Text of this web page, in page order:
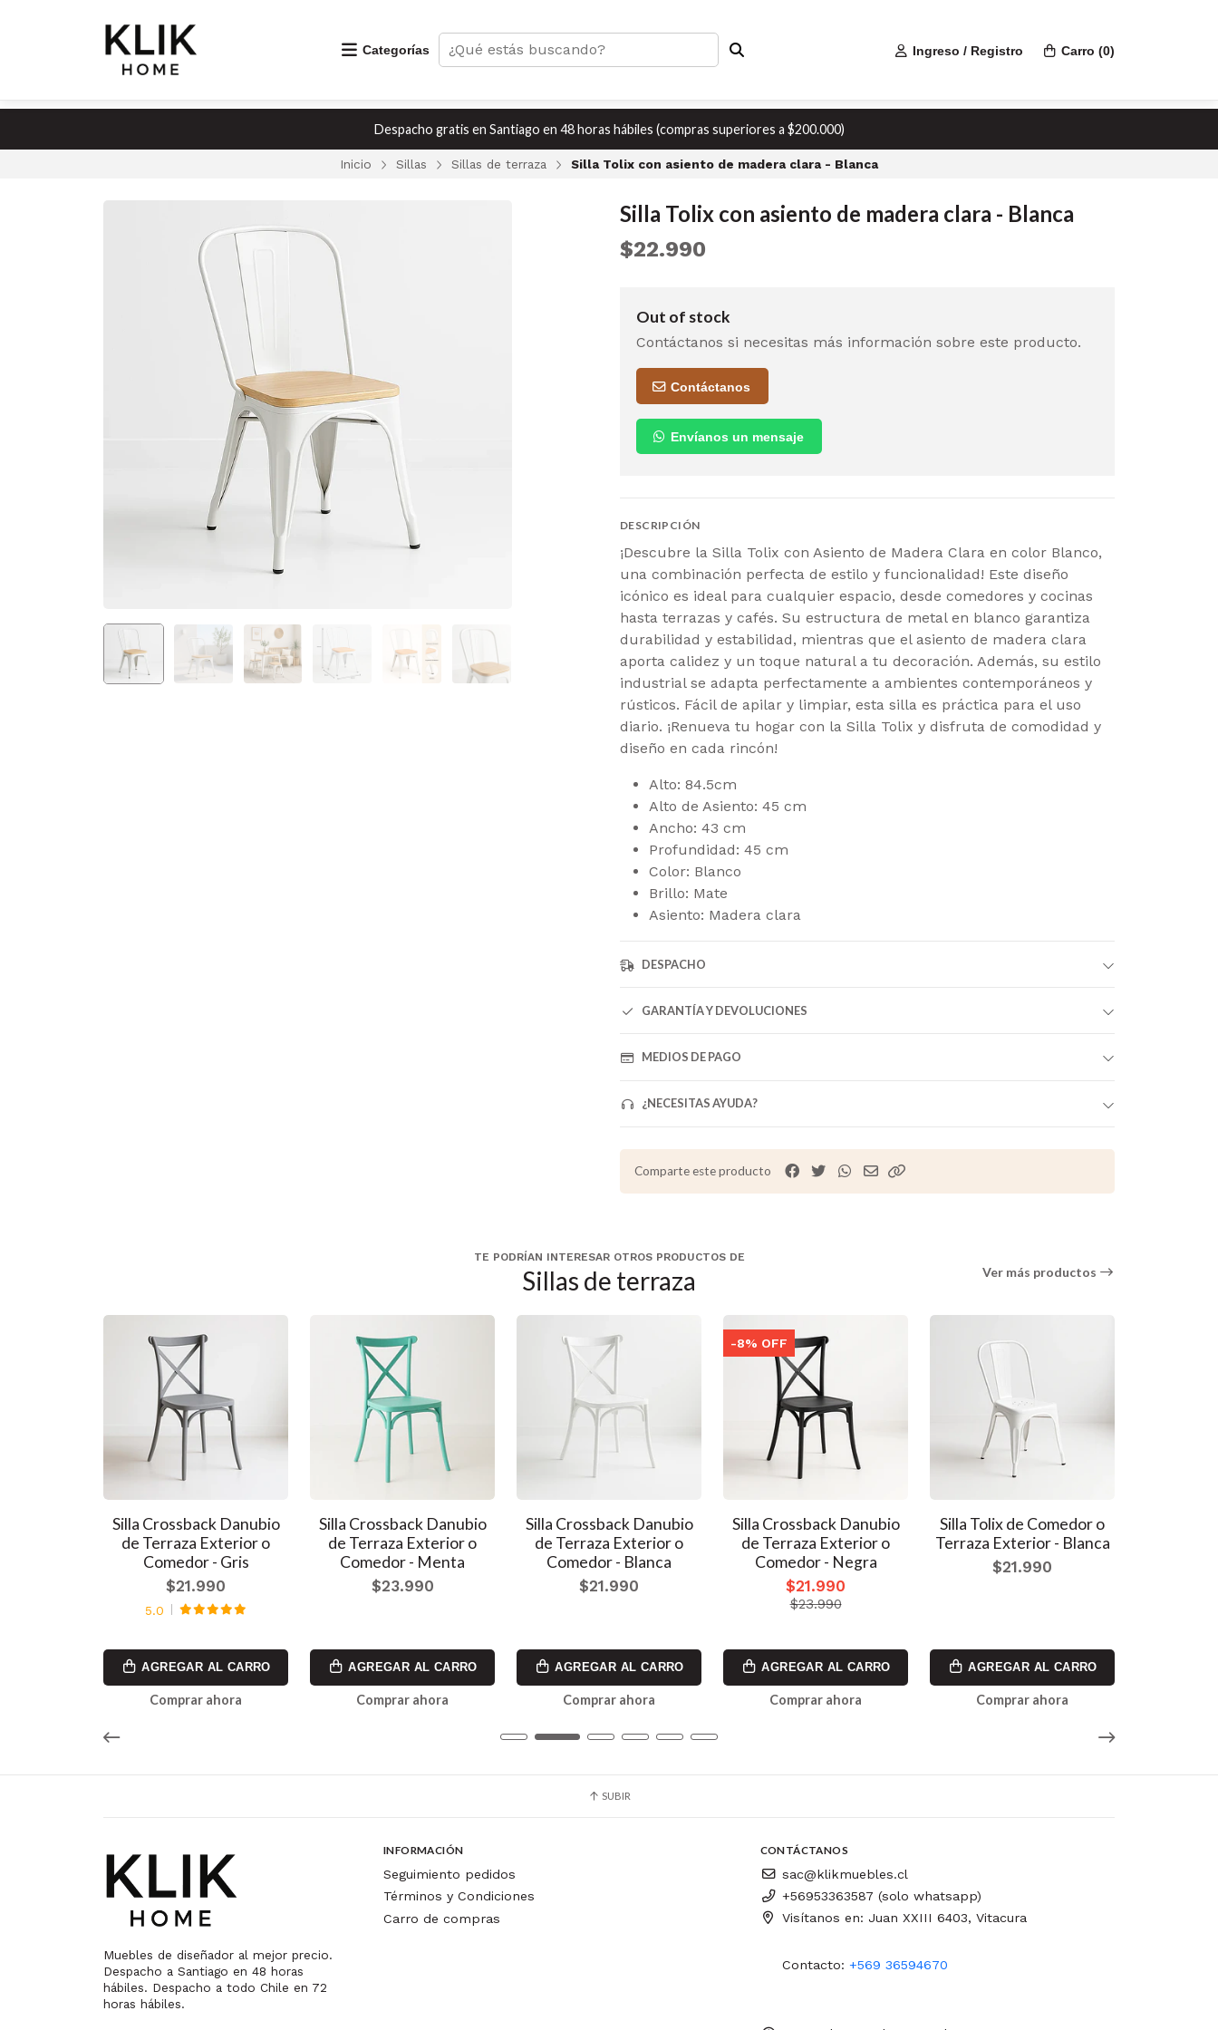
Categorías Ingreso / Registro Carro (0)
Despacho gratis en Santiago en 48 horas hábiles (compras superiores a $200.000)
Inicio Sillas Sillas de terraza Silla Tolix con asiento de madera clara - Blanca
Silla Tolix con asiento de madera clara - Blanca
$22.990
Out of stock
Contáctanos si necesitas más información sobre este producto.
Contáctanos
Envíanos un mensaje
DESCRIPCIÓN
¡Descubre la Silla Tolix con Asiento de Madera Clara en color Blanco,
una combinación perfecta de estilo y funcionalidad! Este diseño
icónico es ideal para cualquier espacio, desde comedores y cocinas
hasta terrazas y cafés. Su estructura de metal en blanco garantiza
durabilidad y estabilidad, mientras que el asiento de madera clara
aporta calidez y un toque natural a tu decoración. Además, su estilo
industrial se adapta perfectamente a ambientes contemporáneos y
rústicos. Fácil de apilar y limpiar, esta silla es práctica para el uso
diario. ¡Renueva tu hogar con la Silla Tolix y disfruta de comodidad y
diseño en cada rincón!
Alto: 84.5cm
Alto de Asiento: 45 cm
Ancho: 43 cm
Profundidad: 45 cm
Color: Blanco
Brillo: Mate
Asiento: Madera clara
DESPACHO
GARANTÍA Y DEVOLUCIONES
MEDIOS DE PAGO
¿NECESITAS AYUDA?
Comparte este producto
TE PODRÍAN INTERESAR OTROS PRODUCTOS DE
Sillas de terraza Ver más productos
Silla Crossback Danubio
de Terraza Exterior o
Comedor - Gris
$21.990
5.0
AGREGAR AL CARRO
Comprar ahora
Silla Crossback Danubio
de Terraza Exterior o
Comedor - Menta
$23.990
AGREGAR AL CARRO
Comprar ahora
Silla Crossback Danubio
de Terraza Exterior o
Comedor - Blanca
$21.990
AGREGAR AL CARRO
Comprar ahora
-8% OFF
Silla Crossback Danubio
de Terraza Exterior o
Comedor - Negra
$21.990
$23.990
AGREGAR AL CARRO
Comprar ahora
Silla Tolix de Comedor o
Terraza Exterior - Blanca
$21.990
AGREGAR AL CARRO
Comprar ahora
SUBIR
Muebles de diseñador al mejor precio.
Despacho a Santiago en 48 horas
hábiles. Despacho a todo Chile en 72
horas hábiles.
INFORMACIÓN
Seguimiento pedidos
Términos y Condiciones
Carro de compras
CONTÁCTANOS
sac@klikmuebles.cl
+56953363587 (solo whatsapp)
Visítanos en: Juan XXIII 6403, Vitacura
Contacto: +569 36594670